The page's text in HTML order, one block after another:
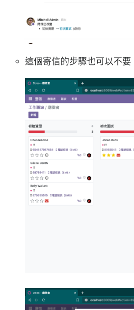
這個寄信的步驟也可以不